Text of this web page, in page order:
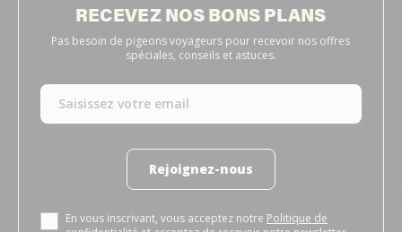
RECEVEZ NOS BONS PLANS
Pas besoin de pigeons voyageurs pour recevoir nos offres
spéciales, conseils et astuces.
Rejoignez-nous
En vous inscrivant, vous acceptez notre Politique de